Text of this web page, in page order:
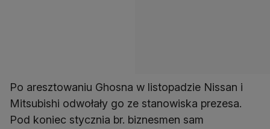
Po aresztowaniu Ghosna w listopadzie Nissan i
Mitsubishi odwołały go ze stanowiska prezesa.
Pod koniec stycznia br. biznesmen sam